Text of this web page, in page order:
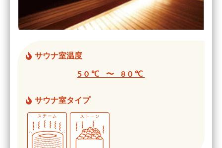
サウナ室温度
50℃ 〜 80℃
サウナ室タイプ